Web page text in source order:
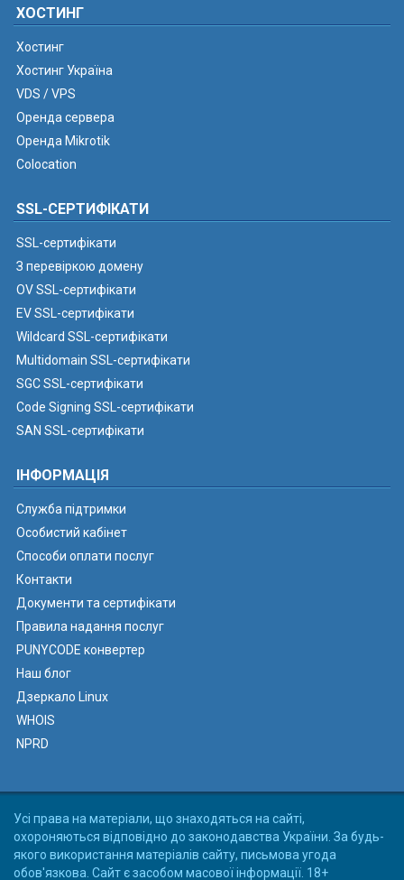
ХОСТИНГ
Хостинг
Хостинг Україна
VDS / VPS
Оренда сервера
Оренда Mikrotik
Colocation
SSL-СЕРТИФІКАТИ
SSL-сертифікати
З перевіркою домену
OV SSL-сертифікати
EV SSL-сертифікати
Wildcard SSL-сертифікати
Multidomain SSL-сертифікати
SGC SSL-сертифікати
Code Signing SSL-сертифікати
SAN SSL-сертифікати
ІНФОРМАЦІЯ
Служба підтримки
Особистий кабінет
Способи оплати послуг
Контакти
Документи та сертифікати
Правила надання послуг
PUNYCODE конвертер
Наш блог
Дзеркало Linux
WHOIS
NPRD
Усі права на матеріали, що знаходяться на сайті,
охороняються відповідно до законодавства України. За будь-
якого використання матеріалів сайту, письмова угода
обов'язкова. Сайт є засобом масової інформації. 18+